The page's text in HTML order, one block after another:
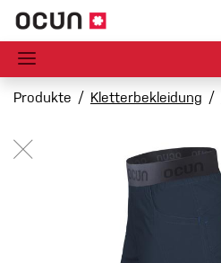
Produkte Kletterbekleidung